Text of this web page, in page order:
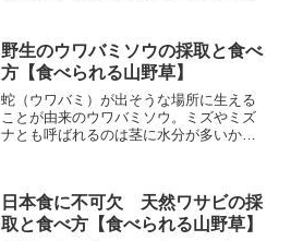
袋」からとも言われています。そんなホ
タルブクロが食べられると...
野生のウワバミソウの採取と食べ
方【食べられる山野草】
蛇（ウワバミ）が出そうな場所に生える
ことが由来のウワバミソウ。ミズやミズ
ナとも呼ばれるのは茎に水分が多いから
ワバミソウ（蟒蛇草）：...
日本食に不可欠 天然ワサビの採
取と食べ方【食べられる山野草】